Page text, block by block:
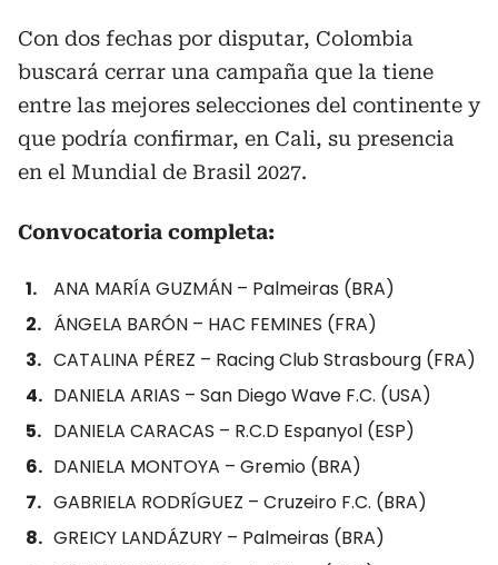
Con dos fechas por disputar, Colombia
buscará cerrar una campaña que la tiene
entre las mejores selecciones del continente y
que podría confirmar, en Cali, su presencia
en el Mundial de Brasil 2027.
Convocatoria completa:
ANA MARÍA GUZMÁN – Palmeiras (BRA)
ÁNGELA BARÓN – HAC FEMINES (FRA)
CATALINA PÉREZ – Racing Club Strasbourg (FRA)
DANIELA ARIAS – San Diego Wave F.C. (USA)
DANIELA CARACAS – R.C.D Espanyol (ESP)
DANIELA MONTOYA – Gremio (BRA)
GABRIELA RODRÍGUEZ – Cruzeiro F.C. (BRA)
GREICY LANDÁZURY – Palmeiras (BRA)